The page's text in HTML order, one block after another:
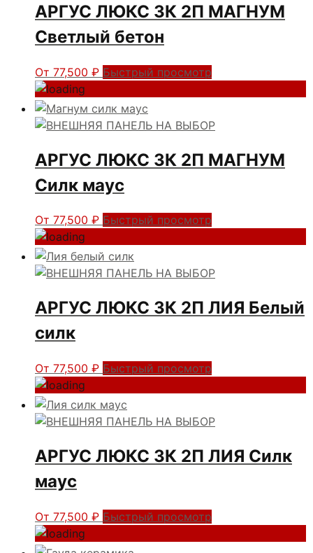
АРГУС ЛЮКС 3К 2П МАГНУМ
Светлый бетон
От 77,500 ₽ Быстрый просмотр
АРГУС ЛЮКС 3К 2П МАГНУМ
Силк маус
От 77,500 ₽ Быстрый просмотр
АРГУС ЛЮКС 3К 2П ЛИЯ Белый
силк
От 77,500 ₽ Быстрый просмотр
АРГУС ЛЮКС 3К 2П ЛИЯ Силк
маус
От 77,500 ₽ Быстрый просмотр